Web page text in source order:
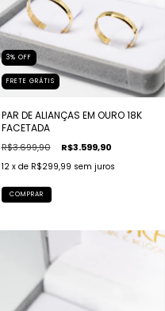
3% OFF
FRETE GRÁTIS
PAR DE ALIANÇAS EM OURO 18K
FACETADA
R$3.699,90 R$3.599,90
12 x de R$299,99 sem juros
COMPRAR